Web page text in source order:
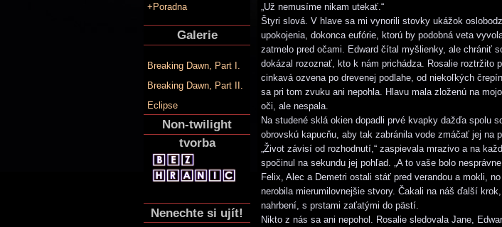
+Poradna
Galerie
Breaking Dawn, Part I.
Breaking Dawn, Part II.
Eclipse
Non-twilight
tvorba
Nenechte si ujít!
„Už nemusíme nikam utekať.“
Štyri slová. V hlave sa mi vynorili stovky ukážok
upokojenia, dokonca eufórie, ktorú by podobná veta
zatmelo pred očami. Edward čítal myšlienky, ale chrániť
dokázal rozoznať, kto k nám prichádza. Rosalie roztržito
cinkavá ozvena po drevenej podlahe, od niekoľkých
sa pri tom zvuku ani nepohla. Hlavu mala zloženú na
oči, ale nespala.
Na studené sklá okien dopadli prvé kvapky dažďa spolu
obrovskú kapucňu, aby tak zabránila vode zmáčať jej na
„Život závisí od rozhodnutí,“ zaspievala mrazivo a na
spočinul na sekundu jej pohľad. „A to vaše bolo
Felix, Alec a Demetri ostali stáť pred verandou a mokli,
nerobila mierumilovnejšie stvory. Čakali na náš ďalší
nahrbení, s prstami zaťatými do pästí.
Nikto z nás sa ani nepohol. Rosalie sledovala Jane,